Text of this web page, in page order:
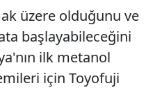
üzere olduğunu ve
başlayabileceğini
ilk metanol
için Toyofuji